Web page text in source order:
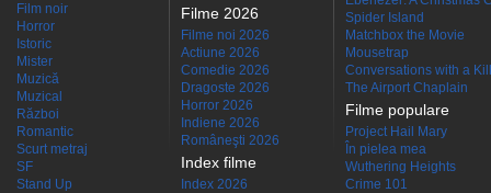
Film noir
Horror
Istoric
Mister
Muzică
Muzical
Război
Romantic
Scurt metraj
SF
Stand Up
Filme 2026
Filme noi 2026
Actiune 2026
Comedie 2026
Dragoste 2026
Horror 2026
Indiene 2026
Româneşti 2026
Index filme
Index 2026
Spider Island
Matchbox the Movie
Mousetrap
Conversations with a
The Airport Chaplain
Filme populare
Project Hail Mary
În pielea mea
Wuthering Heights
Crime 101